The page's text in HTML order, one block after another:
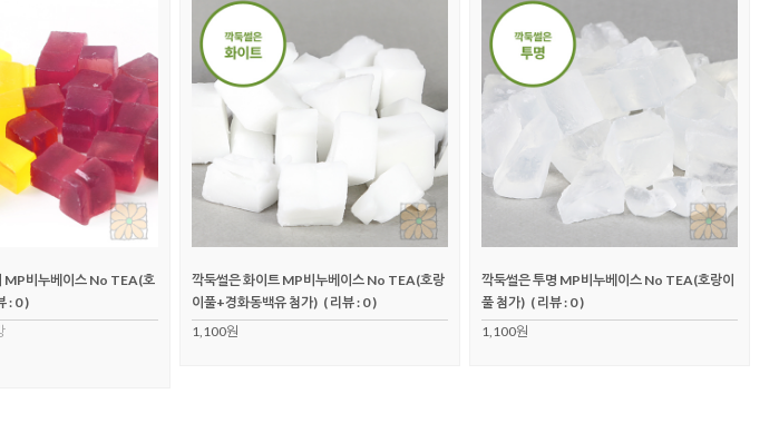
MP비누베이스 No TEA(호
: 0 )
깍둑썰은 화이트 MP비누베이스 No TEA(호랑
이풀+경화동백유 첨가) ( 리뷰 : 0 )
1,100원
깍둑썰은 투명 MP비누베이스 No TEA(호랑이
풀 첨가) ( 리뷰 : 0 )
1,100원